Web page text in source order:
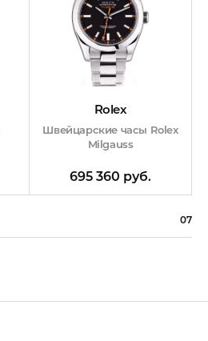
Rolex
Швейцарские часы Rolex
Milgauss
695 360 руб.
07